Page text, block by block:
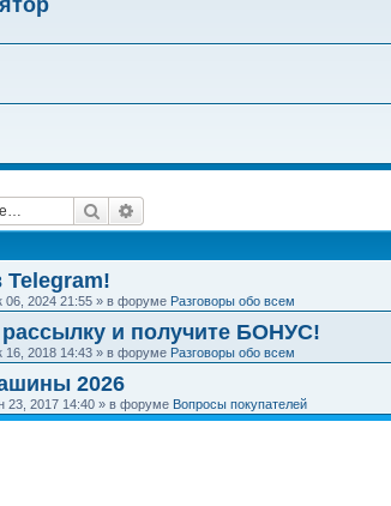
Поиск
06, 2024 21:55 » в форуме Разговоры обо всем
и получите БОНУС!
16, 2018 14:43 » в форуме Разговоры обо всем
2026
23, 2017 14:40 » в форуме Вопросы покупателей